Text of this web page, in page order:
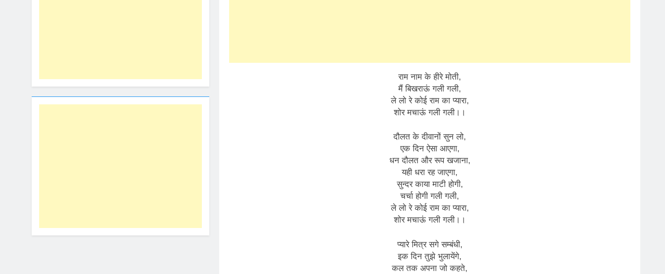
राम नाम के हीरे मोती,
मैं बिखराऊं गली गली,
ले लो रे कोई राम का प्यारा,
शोर मचाऊं गली गली।।
दौलत के दीवानों सुन लो,
एक दिन ऐसा आएगा,
धन दौलत और रूप खजाना,
यही धरा रह जाएगा,
सुन्दर काया माटी होगी,
चर्चा होगी गली गली,
ले लो रे कोई राम का प्यारा,
शोर मचाऊं गली गली।।
प्यारे मित्र सगे सम्बंधी,
इक दिन तुझे भुलायेंगे,
कल तक अपना जो कहते,